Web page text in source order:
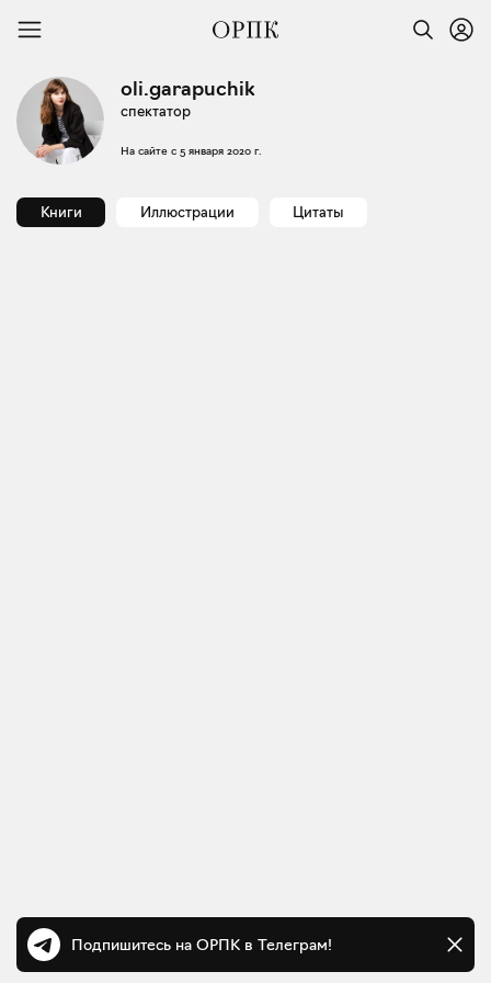
oli.garapuchik
спектатор
На сайте с 5 января 2020 г.
Книги Иллюстрации Цитаты
Подпишитесь на ОРПК в Телеграм!